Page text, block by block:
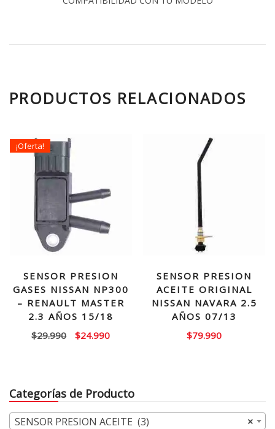
PRODUCTOS RELACIONADOS
¡Oferta!
SENSOR PRESION
GASES NISSAN NP300
– RENAULT MASTER
2.3 AÑOS 15/18
$29.990
El
$29.990.
$24.990El
$24.990.
SENSOR PRESION
ACEITE ORIGINAL
NISSAN NAVARA 2.5
AÑOS 07/13
$79.990
Categorías de Producto
×
SENSOR PRESION ACEITE (3)